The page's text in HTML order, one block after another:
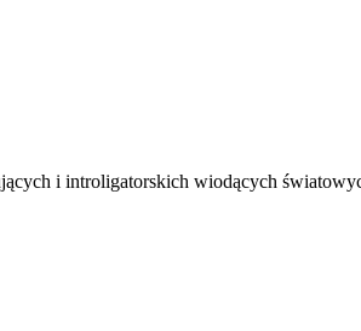
i introligatorskich wiodących